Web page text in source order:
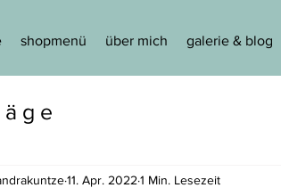
shopmenü über mich galerie & blog
g e
11. Apr. 2022 1 Min. Lesezeit